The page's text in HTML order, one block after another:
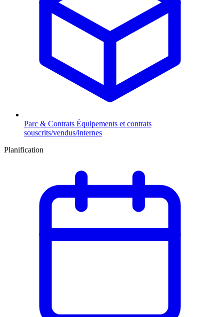
Parc & Contrats Équipements et contrats
souscrits/vendus/internes
Planification